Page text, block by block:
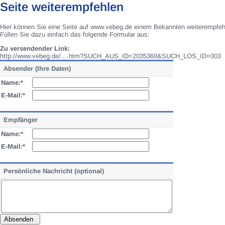
Seite weiterempfehlen
Hier können Sie eine Seite auf www.vebeg.de einem Bekannten
Füllen Sie dazu einfach das folgende Formular aus:
Zu versendender Link:
http://www.vebeg.de/....htm?SUCH_AUS_ID=2035360&SUCH_LOS_ID=003
Absender (Ihre Daten)
Name:*
E-Mail:*
Empfänger
Name:*
E-Mail:*
Persönliche Nachricht (optional)